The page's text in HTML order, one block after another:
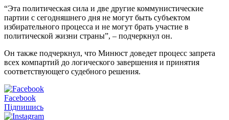
“Эта политическая сила и две другие коммунистические
партии с сегодняшнего дня не могут быть субъектом
избирательного процесса и не могут брать участие в
политической жизни страны”, – подчеркнул он.
Он также подчеркнул, что Минюст доведет процесс запрета
всех компартий до логического завершения и принятия
соответствующего судебного решения.
Facebook
Підпишись